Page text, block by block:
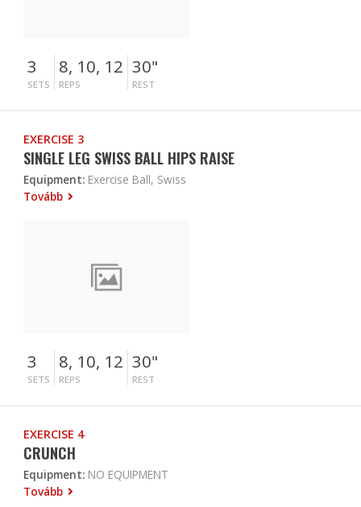
3
SETS
8, 10, 12
REPS
30"
REST
EXERCISE 3
SINGLE LEG SWISS BALL HIPS RAISE
Equipment: Exercise Ball, Swiss
Tovább
3
SETS
8, 10, 12
REPS
30"
REST
EXERCISE 4
CRUNCH
Equipment: NO EQUIPMENT
Tovább